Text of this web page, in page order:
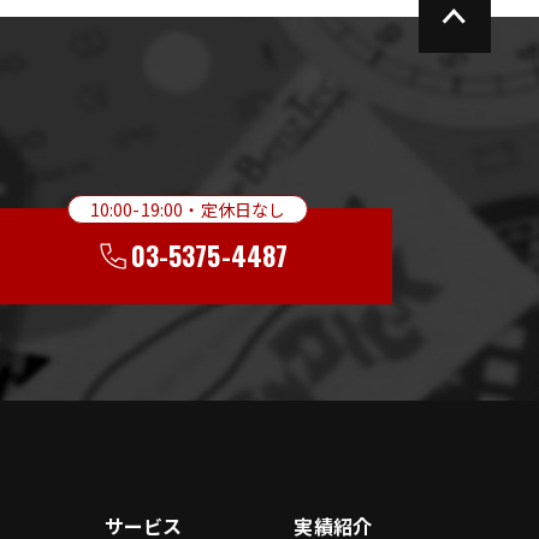
10:00-19:00・定休日なし
03-5375-4487
サービス 実績紹介